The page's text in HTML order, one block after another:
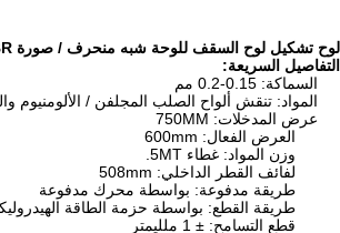
لوح تشكيل لوح السقف للوحة شبه منحرف / صورة IBR / تسقيف ، سمك 0.15mm
التفاصيل السريعة:
السماكة: 0.15-0.2 مم
المواد: تنقش ألواح الصلب المجلفن / الألومنيوم
عرض المدخلات: 750MM
العرض الفعال: 600mm
وزن المواد: غطاء 5MT.
لفائف القطر الداخلي: 508mm
طريقة مدفوعة: بواسطة محرك مدفوعة
طريقة القطع: بواسطة حزمة الطاقة
قطع التسامح: ± 1 ملليمتر